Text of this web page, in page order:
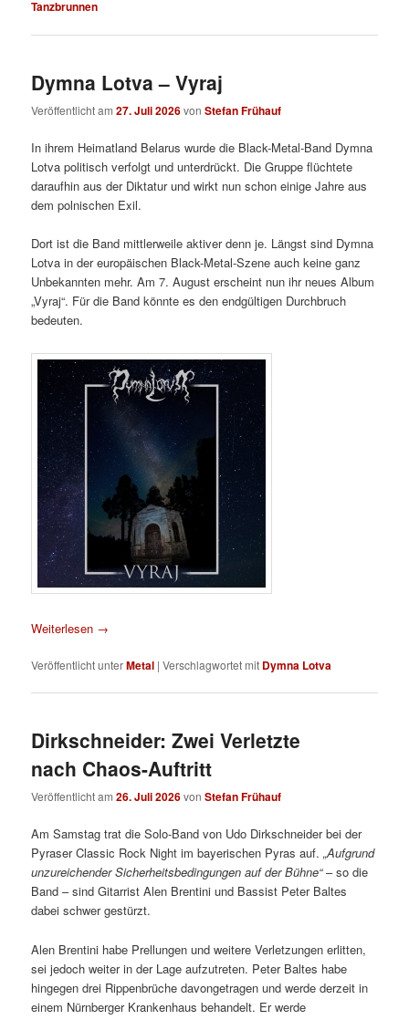
Tanzbrunnen
Dymna Lotva – Vyraj
Veröffentlicht am27. Juli 2026vonStefan Frühauf
In ihrem Heimatland Belarus wurde die Black-Metal-Band Dymna
Lotva politisch verfolgt und unterdrückt. Die Gruppe flüchtete
daraufhin aus der Diktatur und wirkt nun schon einige Jahre aus
dem polnischen Exil.
Dort ist die Band mittlerweile aktiver denn je. Längst sind Dymna
Lotva in der europäischen Black-Metal-Szene auch keine ganz
Unbekannten mehr. Am 7. August erscheint nun ihr neues Album
„Vyraj“. Für die Band könnte es den endgültigen Durchbruch
bedeuten.
Weiterlesen →
Veröffentlicht unterMetal |Verschlagwortet mit Dymna Lotva
Dirkschneider: Zwei Verletzte
nach Chaos-Auftritt
Veröffentlicht am26. Juli 2026vonStefan Frühauf
Am Samstag trat die Solo-Band von Udo Dirkschneider bei der
Pyraser Classic Rock Night im bayerischen Pyras auf.„Aufgrund
unzureichender Sicherheitsbedingungen auf der Bühne“– so die
Band – sind Gitarrist Alen Brentini und Bassist Peter Baltes
dabei schwer gestürzt.
Alen Brentini habe Prellungen und weitere Verletzungen erlitten,
sei jedoch weiter in der Lage aufzutreten. Peter Baltes habe
hingegen drei Rippenbrüche davongetragen und werde derzeit in
einem Nürnberger Krankenhaus behandelt. Er werde